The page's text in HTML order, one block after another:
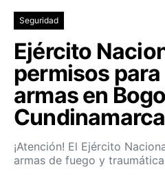
Seguridad
Ejército
permisos
armas en
Cundinamarca
¡Atención! El Ejército
armas de fuego y